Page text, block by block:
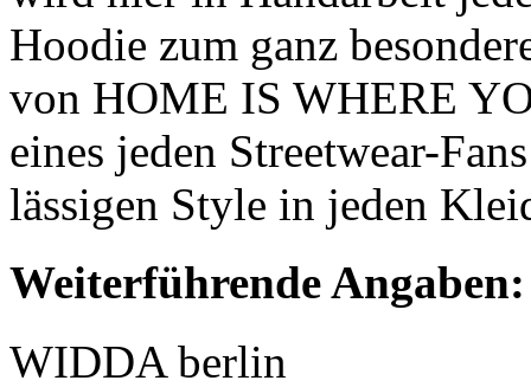
Hoodie zum ganz
von HOME IS WHERE
eines jeden Streetwear-
lässigen Style in jeden
Weiterführende Angaben:
WIDDA berlin